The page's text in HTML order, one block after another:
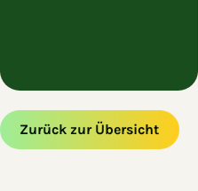
Zurück zur Übersicht